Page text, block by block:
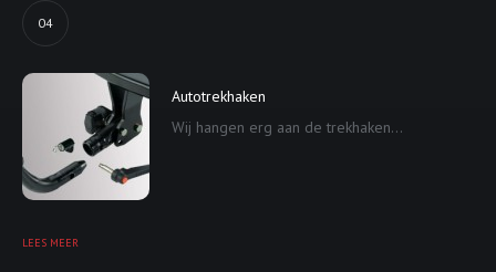
04
Autotrekhaken
Wij hangen erg aan de trekhaken...
LEES MEER